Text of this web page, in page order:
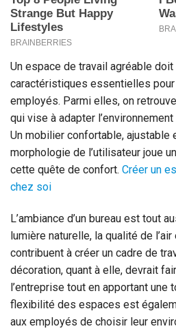
Un espace de travail agréable
caractéristiques essentielles
employés. Parmi elles, on
qui vise à adapter
Un mobilier confortable, ajustable
morphologie de l’utilisateur joue
cette quête de confort. Créer un
chez soi
L’ambiance d’un bureau est tout
lumière naturelle, la qualité de
contribuent à créer un cadre de
décoration, quant à elle, devrait
l’entreprise tout en apportant une
flexibilité des espaces est
aux employés de choisir leur